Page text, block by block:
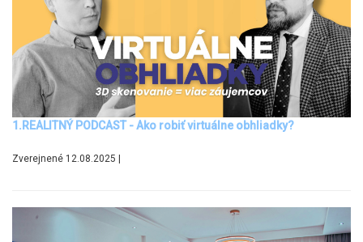
1.REALITNÝ PODCAST - Ako robiť virtuálne obhliadky?
Zverejnené 12.08.2025 |